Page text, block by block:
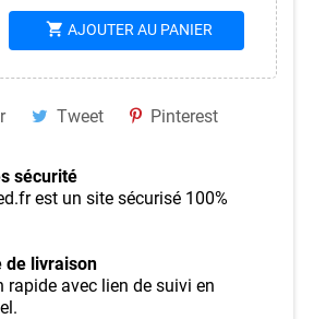
shopping_cart AJOUTER AU PANIER
Tweet Pinterest
sécurité
est un site sécurisé 100%
de livraison
rapide avec lien de suivi en